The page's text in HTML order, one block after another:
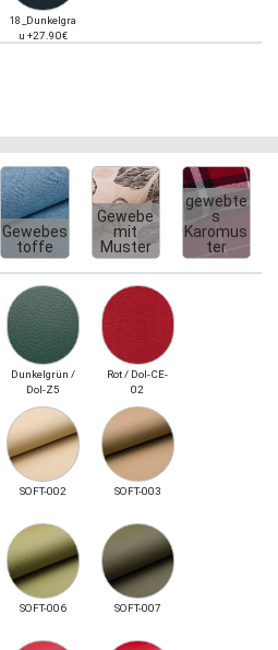
18_Dunkelgra
u +27.90€
Gewebes
toffe
Gewebe
mit
Muster
gewebte
s
Karomus
ter
Dunkelgrün /
Dol-Z5
Rot / Dol-CE-
02
SOFT-002 SOFT-003
SOFT-006 SOFT-007